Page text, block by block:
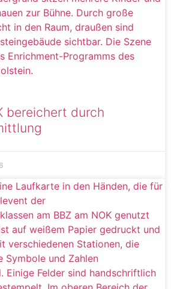
bereichert durch